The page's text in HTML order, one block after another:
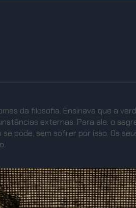
da filosofia. Ensinava que a
externas. Para ele, o
pode, sem sofrer por isso. Os